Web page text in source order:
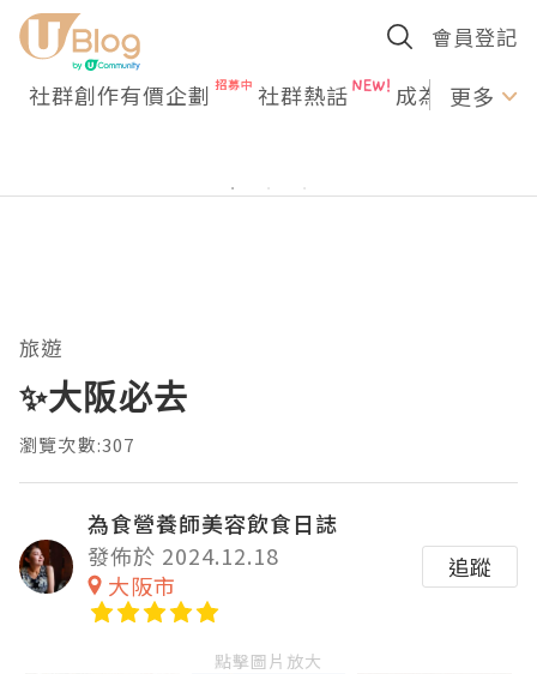
會員登記
社群創作有價企劃 社群熱話 成為U更多
旅遊
✨大阪必去
瀏覽次數:307
為食營養師美容飲食日誌
發佈於 2024.12.18
大阪市
追蹤
點擊圖片放大